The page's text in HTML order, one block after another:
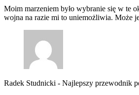
Moim marzeniem było wybranie się w te
wojna na razie mi to uniemożliwia. Może
Radek Studnicki - Najlepszy przewodnik